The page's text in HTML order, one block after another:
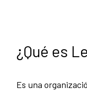
¿Qué es
Es una